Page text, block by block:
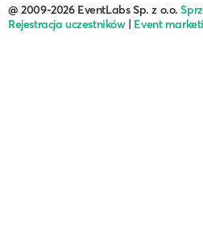
@ 2009-2026 EventLabs Sp. z o.o.
Rejestracja uczestników| Event